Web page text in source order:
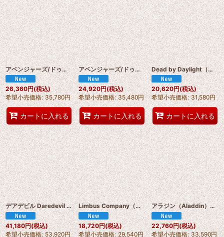
アベンジャーズ/ドゥームズデイ（Avengers: Doomsday）ジョニー・ストーム / ヒューマン・トーチ コスプレ衣装 abccos製「受注生産」
26,360円(税込)
希望小売価格: 35,780円
カートに入れる
アベンジャーズ/ドゥームズデイ（Avengers: Doomsday）リード・リチャーズ / ミスター・ファンタスティック コスプレ衣装 abccos製「受注生産」
24,920円(税込)
希望小売価格: 35,480円
カートに入れる
Dead by Daylight（デッド バイ デイライト）ミナ/ MiNA コスプレ衣装 abccos製「受注生産」
20,620円(税込)
希望小売価格: 31,580円
カートに入れる
デアデビル Daredevil ブルズアイ（Bullseye）レスター /Lester コスプレ衣装 abccos製 「受注生産」
41,180円(税込)
希望小売価格: 53,920円
Limbus Company（リンバス・カンパニー）マティアス Matthias コスプレ衣装 abccos製 「受注生産」
18,720円(税込)
希望小売価格: 29,540円
アラジン（Aladdin）ジャスミン Jasmine コスプレ衣装 abccos製 「受注生産」
22,760円(税込)
希望小売価格: 33,590円